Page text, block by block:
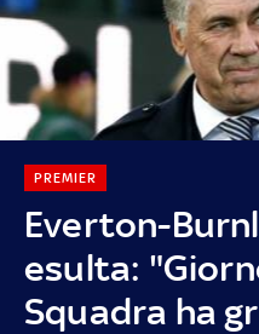
Everton-
esulta:
Squadra ha
PREMIER